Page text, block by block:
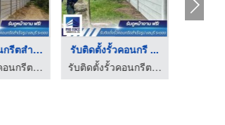
รับทํารั้วคอนกรีตสํา ...
รับติดตั้งรั้วคอนกรีตสำเร็จรูป ชลบุรี - โปรเฟ้นซ์คอนกรีต
รับติดตั้งรั้วคอนกรี ...
รับติดตั้งรั้วคอนกรีตสำเร็จรูป ชลบุรี - โปรเฟ้นซ์คอนกรีต